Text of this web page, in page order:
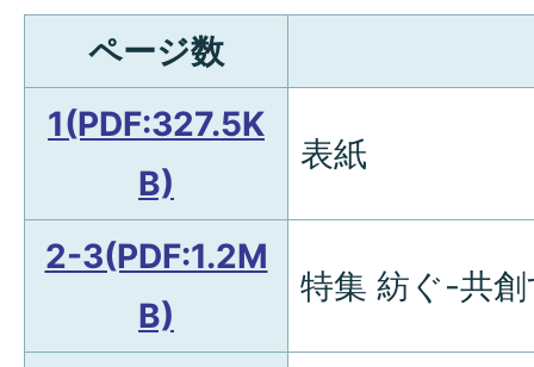
ページ数
1(PDF:327.5K
B)
表紙
2-3(PDF:1.2M
B)
特集 紡ぐ-共